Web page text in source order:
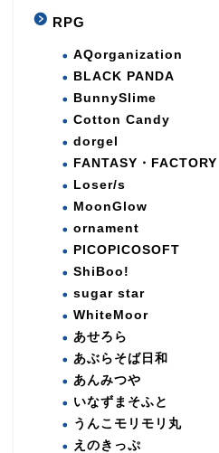
RPG
AQorganization
BLACK PANDA
BunnySlime
Cotton Candy
dorgel
FANTASY・FACTORY
Loser/s
MoonGlow
ornament
PICOPICOSOFT
ShiBoo!
sugar star
WhiteMoor
あせろら
あぶらそば日和
あんみつや
いなずまそふと
うんこモリモリ丸
えのきっぷ